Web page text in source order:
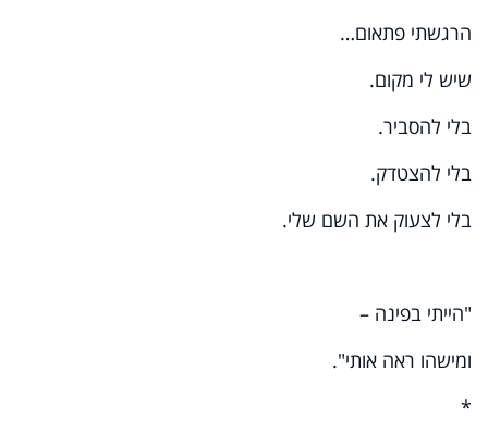
הרגשתי פתאום…
שיש לי מקום.
בלי להסביר.
בלי להצטדק.
בלי לצעוק את השם שלי.
"הייתי בפינה –
ומישהו ראה אותי".
*